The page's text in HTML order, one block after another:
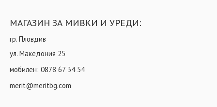
МАГАЗИН ЗА МИВКИ И УРЕДИ:
гр. Пловдив
ул. Македония 25
мобилен: 0878 67 34 54
merit@meritbg.com